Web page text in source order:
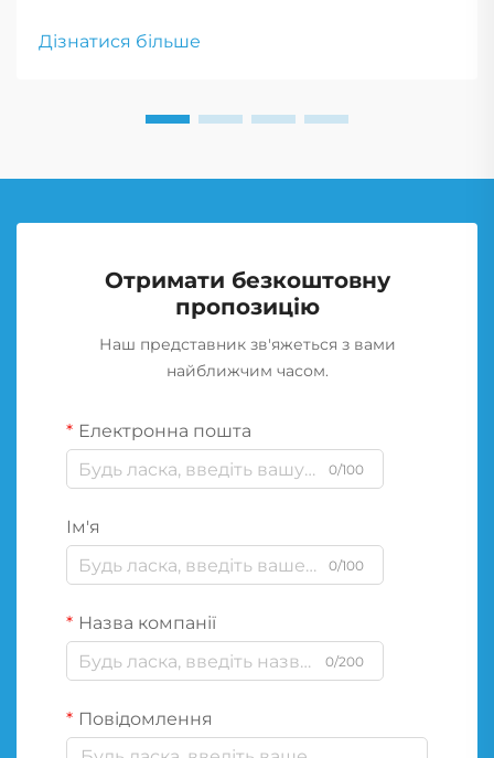
важливим для тактичних маневрів і екстрених
Дізнатися більше
Отримати безкоштовну
пропозицію
Наш представник зв'яжеться з вами
найближчим часом.
Електронна пошта
0/100
Ім'я
0/100
Назва компанії
0/200
Повідомлення